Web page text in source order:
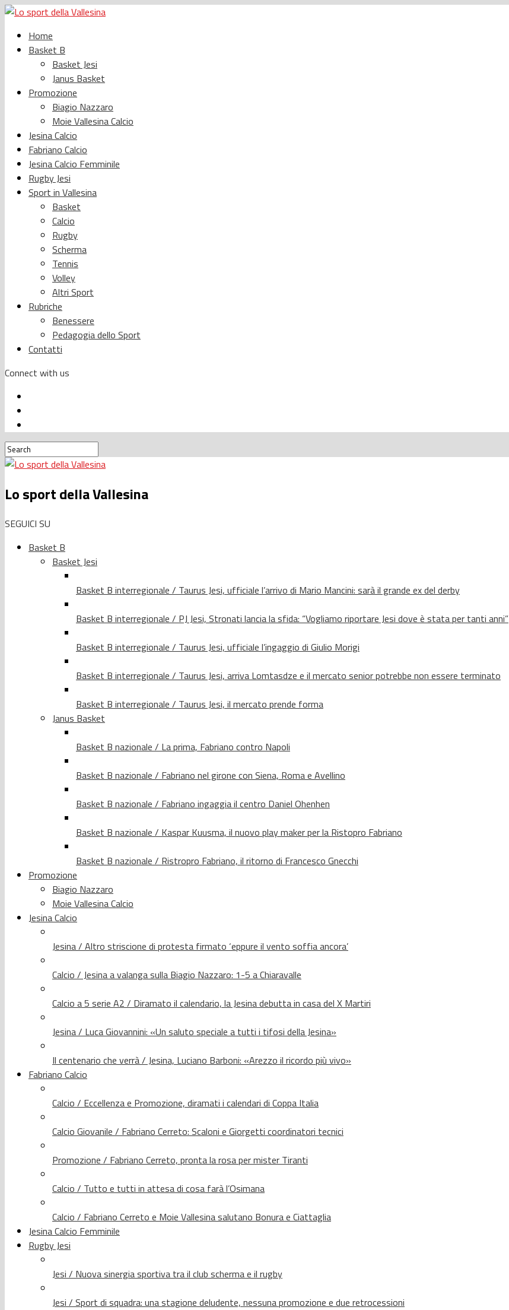
Home
Basket B
Basket Jesi
Janus Basket
Promozione
Biagio Nazzaro
Moie Vallesina Calcio
Jesina Calcio
Fabriano Calcio
Jesina Calcio Femminile
Rugby Jesi
Sport in Vallesina
Basket
Calcio
Rugby
Scherma
Tennis
Volley
Altri Sport
Rubriche
Benessere
Pedagogia dello Sport
Contatti
Connect with us
Lo sport della Vallesina
SEGUICI SU
Basket B
Basket Jesi
Basket B interregionale / Taurus Jesi, ufficiale l’arrivo di Mario Mancini: sarà il grande ex del derby
Basket B interregionale / PJ Jesi, Stronati lancia la sfida: “Vogliamo riportare Jesi dove è stata per tanti anni”
Basket B interregionale / Taurus Jesi, ufficiale l’ingaggio di Giulio Morigi
Basket B interregionale / Taurus Jesi, arriva Lomtasdze e il mercato senior potrebbe non essere terminato
Basket B interregionale / Taurus Jesi, il mercato prende forma
Janus Basket
Basket B nazionale / La prima, Fabriano contro Napoli
Basket B nazionale / Fabriano nel girone con Siena, Roma e Avellino
Basket B nazionale / Fabriano ingaggia il centro Daniel Ohenhen
Basket B nazionale / Kaspar Kuusma, il nuovo play maker per la Ristopro Fabriano
Basket B nazionale / Ristropro Fabriano, il ritorno di Francesco Gnecchi
Promozione
Biagio Nazzaro
Moie Vallesina Calcio
Jesina Calcio
Jesina / Altro striscione di protesta firmato ‘eppure il vento soffia ancora’
Calcio / Jesina a valanga sulla Biagio Nazzaro: 1-5 a Chiaravalle
Calcio a 5 serie A2 / Diramato il calendario, la Jesina debutta in casa del X Martiri
Jesina / Luca Giovannini: «Un saluto speciale a tutti i tifosi della Jesina»
Il centenario che verrà / Jesina, Luciano Barboni: «Arezzo il ricordo più vivo»
Fabriano Calcio
Calcio / Eccellenza e Promozione, diramati i calendari di Coppa Italia
Calcio Giovanile / Fabriano Cerreto: Scaloni e Giorgetti coordinatori tecnici
Promozione / Fabriano Cerreto, pronta la rosa per mister Tiranti
Calcio / Tutto e tutti in attesa di cosa farà l’Osimana
Calcio / Fabriano Cerreto e Moie Vallesina salutano Bonura e Ciattaglia
Jesina Calcio Femminile
Rugby Jesi
Jesi / Nuova sinergia sportiva tra il club scherma e il rugby
Jesi / Sport di squadra: una stagione deludente, nessuna promozione e due retrocessioni